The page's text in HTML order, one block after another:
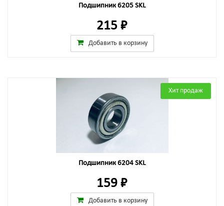
Подшипник 6205 SKL
215 ₽
Добавить в корзину
Хит продаж
Подшипник 6204 SKL
159 ₽
Добавить в корзину